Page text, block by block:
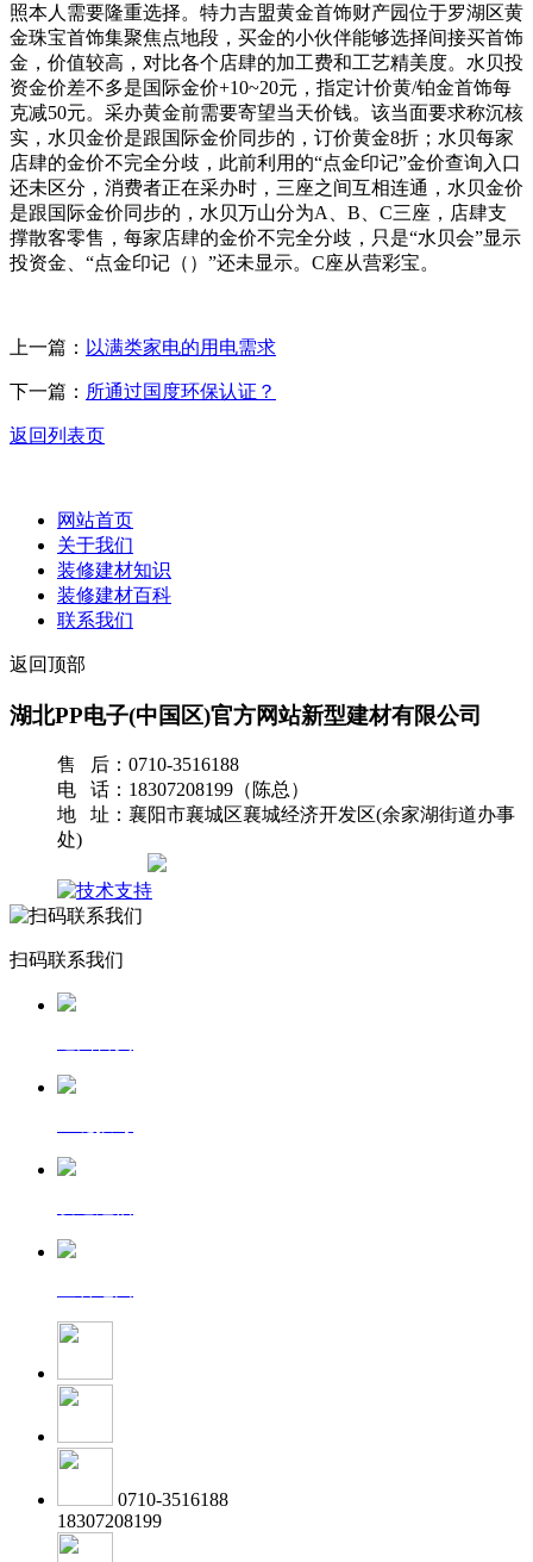
照本人需要隆重选择。特力吉盟黄金首饰财产园位于罗湖区黄
金珠宝首饰集聚焦点地段，买金的小伙伴能够选择间接买首饰
金，价值较高，对比各个店肆的加工费和工艺精美度。水贝投
资金价差不多是国际金价+10~20元，指定计价黄/铂金首饰每
克减50元。采办黄金前需要寄望当天价钱。该当面要求称沉核
实，水贝金价是跟国际金价同步的，订价黄金8折；水贝每家
店肆的金价不完全分歧，此前利用的“点金印记”金价查询入口
还未区分，消费者正在采办时，三座之间互相连通，水贝金价
是跟国际金价同步的，水贝万山分为A、B、C三座，店肆支
撑散客零售，每家店肆的金价不完全分歧，只是“水贝会”显示
投资金、“点金印记（）”还未显示。C座从营彩宝。
上一篇： 以满类家电的用电需求
下一篇： 所通过国度环保认证？
返回列表页
网站首页
关于我们
装修建材知识
装修建材百科
联系我们
返回顶部
湖北PP电子(中国区)官方网站新型建材有限公司
售 后：0710-3516188
电 话：18307208199（陈总）
地 址：襄阳市襄城区襄城经济开发区(余家湖街道办事
处)
扫码联系我们
0710-3516188
18307208199